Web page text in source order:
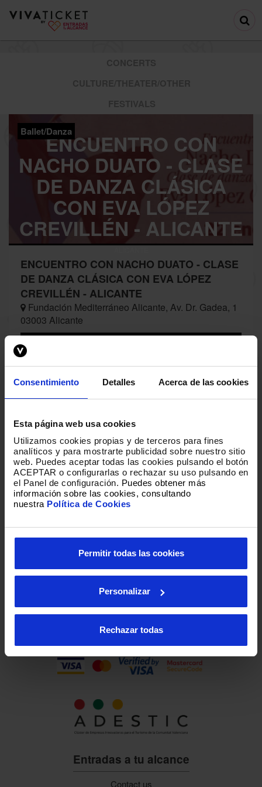
Consentimiento Detalles Acerca de las cookies
Esta página web usa cookies
Utilizamos cookies propias y de terceros para fines
analíticos y para mostrarte publicidad sobre nuestro sitio
web. Puedes aceptar todas las cookies pulsando el botón
ACEPTAR o configurarlas o rechazar su uso pulsando en
el Panel de configuración. Puedes obtener más
información sobre las cookies, consultando
nuestra Política de Cookies
Permitir todas las cookies
Personalizar
Rechazar todas
Ballet/DanzaENCUENTRO CON
NACHO DUATO - CLASE
DE DANZA CLÁSICA
CON EVA LÓPEZ
CREVILLÉN - ALICANTE
ENCUENTRO CON NACHO DUATO - CLASE
DE DANZA CLÁSICA CON EVA LÓPEZ
CREVILLÉN - ALICANTE
Fundación Mediterráneo Alicante, Av. Dr. Gadea, 1
03003 Alicante
Loading
Entradas a tu alcance
Contact us